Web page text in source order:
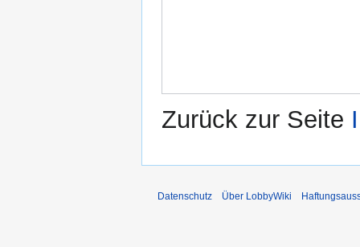
Zurück zur Seite
Datenschutz Über LobbyWiki